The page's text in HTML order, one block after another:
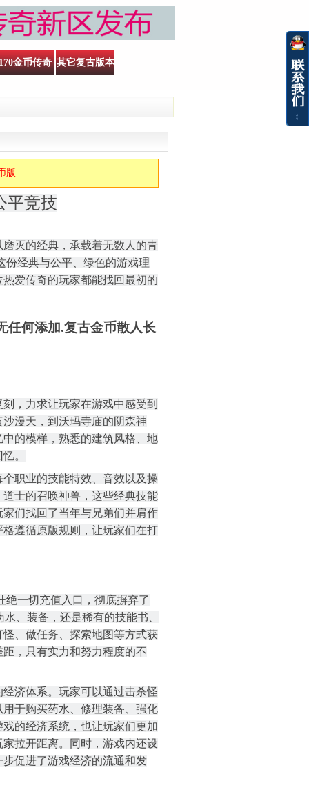
金币传奇 其它复古版本
版
平竞技
灭的经典，承载着无数人的青
份经典与公平、绿色的游戏理
爱传奇的玩家都能找回最初的
任何添加.复古金币散人长
，力求让玩家在游戏中感受到
漫天，到沃玛寺庙的阴森神
的模样，熟悉的建筑风格、地
。
职业的技能特效、音效以及操
士的召唤神兽，这些经典技能
们找回了当年与兄弟们并肩作
遵循原版规则，让玩家们在打
绝一切充值入口，彻底摒弃了
、装备，还是稀有的技能书、
、做任务、探索地图等方式获
，只有实力和努力程度的不
济体系。玩家可以通过击杀怪
于购买药水、修理装备、强化
的经济系统，也让玩家们更加
拉开距离。同时，游戏内还设
促进了游戏经济的流通和发